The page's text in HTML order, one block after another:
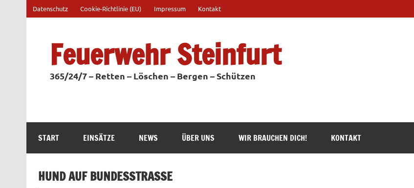
springen
Datenschutz Cookie-Richtlinie (EU) Impressum Kontakt
Feuerwehr Steinfurt
365/24/7 – Retten – Löschen – Bergen – Schützen
START EINSÄTZE NEWS ÜBER UNS WIR BRAUCHEN DICH! KONTAKT
HUND AUF BUNDESSTRASSE